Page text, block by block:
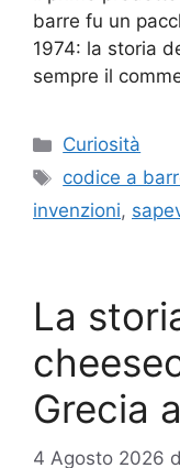
barre fu un
1974: la storia
sempre il
Categorie
Curiosità
Tag
codice a
invenzioni,
La
Grecia
4 Agosto 2026